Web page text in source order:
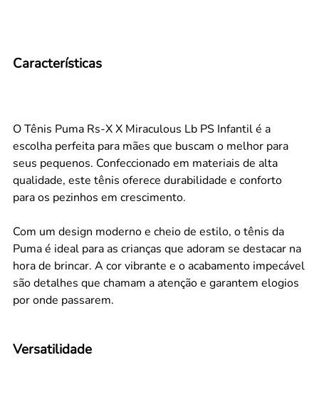
Características
O Tênis Puma Rs-X X Miraculous Lb PS Infantil é a
escolha perfeita para mães que buscam o melhor para
seus pequenos. Confeccionado em materiais de alta
qualidade, este tênis oferece durabilidade e conforto
para os pezinhos em crescimento.
Com um design moderno e cheio de estilo, o tênis da
Puma é ideal para as crianças que adoram se destacar na
hora de brincar. A cor vibrante e o acabamento impecável
são detalhes que chamam a atenção e garantem elogios
por onde passarem.
Versatilidade